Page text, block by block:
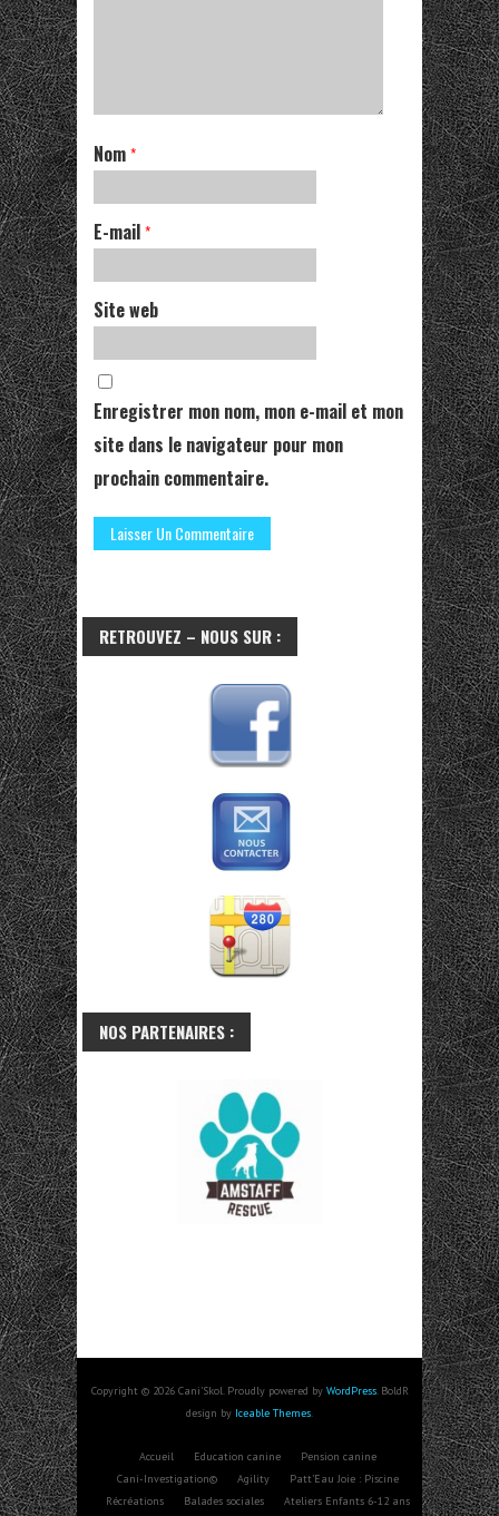
Nom *
E-mail *
Site web
Enregistrer mon nom, mon e-mail et mon
site dans le navigateur pour mon
prochain commentaire.
RETROUVEZ – NOUS SUR :
NOS PARTENAIRES :
Copyright © 2026 Cani'Skol. Proudly powered by WordPress. BoldR
design by Iceable Themes
Accueil Education canine
Pension canine
Cani-Investigation©
Agility
Patt’Eau Joie : Piscine
Récréations
Balades sociales
Ateliers Enfants 6-12 ans